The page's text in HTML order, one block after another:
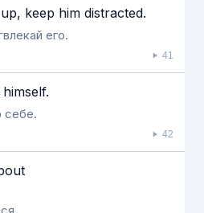
keep him distracted.
его.
41
себе.
42